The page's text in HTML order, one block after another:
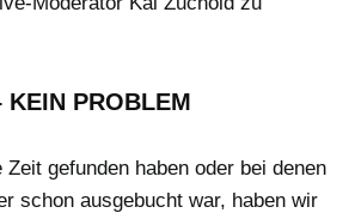
KEIN PROBLEM
gefunden haben oder bei denen
schon ausgebucht war, haben wir